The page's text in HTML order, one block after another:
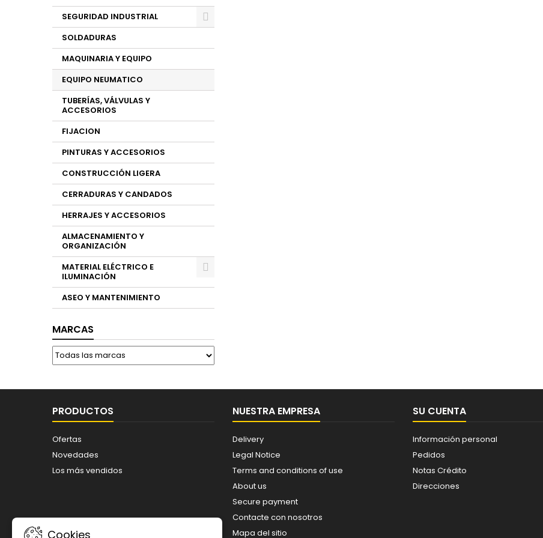
SEGURIDAD INDUSTRIAL
SOLDADURAS
MAQUINARIA Y EQUIPO
EQUIPO NEUMATICO
TUBERÍAS, VÁLVULAS Y
ACCESORIOS
FIJACION
PINTURAS Y ACCESORIOS
CONSTRUCCIÓN LIGERA
CERRADURAS Y CANDADOS
HERRAJES Y ACCESORIOS
ALMACENAMIENTO Y
ORGANIZACIÓN
MATERIAL ELÉCTRICO E
ILUMINACIÓN
ASEO Y MANTENIMIENTO
MARCAS
PRODUCTOS
Ofertas
Novedades
Los más vendidos
NUESTRA EMPRESA
Delivery
Legal Notice
Terms and conditions of use
About us
Secure payment
Contacte con nosotros
Mapa del sitio
SU CUENTA
Información personal
Pedidos
Notas Crédito
Direcciones
Cookies